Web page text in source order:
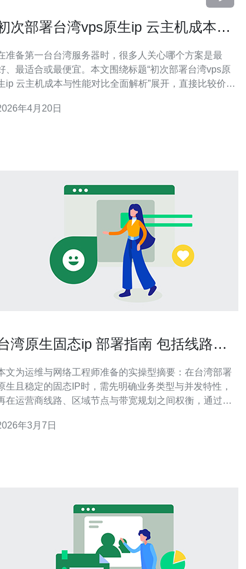
次部署台湾vps原生ip 云主机成本与
准备第一台台湾服务器时，很多人关心哪个方案是最
、最适合或最便宜。本文围绕标题“初次部署台湾vps原
ip 云主机成本与性能对比全面解析”展开，直接比较价格
付费。 概述 对于希望在大中华区或东南亚提供服务
年4月20日
湾原生固态ip 部署指南 包括线路选
文为运维与网络工程师准备的实操型摘要：在台湾部署
生且稳定的固态IP时，需先明确业务类型与并发特性，
在运营商线路、区域节点与带宽规划之间权衡，通过科
）来验证最终方案，并配合多线或BGP冗余及实时监
年3月7日